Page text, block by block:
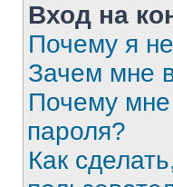
Вход на
Почему я
Зачем мне
Почему мне
пароля?
Как